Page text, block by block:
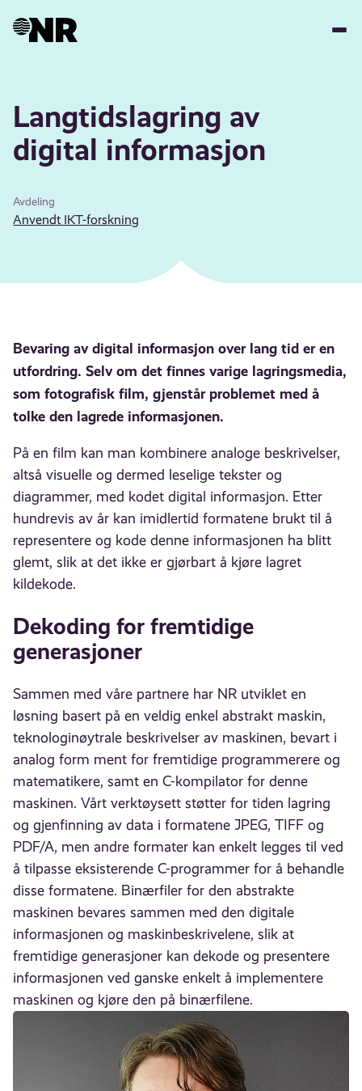
Langtidslagring av
digital informasjon
Avdeling
Anvendt IKT-forskning
Bevaring av digital informasjon over lang tid er en
utfordring. Selv om det finnes varige lagringsmedia,
som fotografisk film, gjenstår problemet med å
tolke den lagrede informasjonen.
På en film kan man kombinere analoge beskrivelser,
altså visuelle og dermed leselige tekster og
diagrammer, med kodet digital informasjon. Etter
hundrevis av år kan imidlertid formatene brukt til å
representere og kode denne informasjonen ha blitt
glemt, slik at det ikke er gjørbart å kjøre lagret
kildekode.
Dekoding for fremtidige
generasjoner
Sammen med våre partnere har NR utviklet en
løsning basert på en veldig enkel abstrakt maskin,
teknologinøytrale beskrivelser av maskinen, bevart i
analog form ment for fremtidige programmerere og
matematikere, samt en C-kompilator for denne
maskinen. Vårt verktøysett støtter for tiden lagring
og gjenfinning av data i formatene JPEG, TIFF og
PDF/A, men andre formater kan enkelt legges til ved
å tilpasse eksisterende C-programmer for å behandle
disse formatene. Binærfiler for den abstrakte
maskinen bevares sammen med den digitale
informasjonen og maskinbeskrivelene, slik at
fremtidige generasjoner kan dekode og presentere
informasjonen ved ganske enkelt å implementere
maskinen og kjøre den på binærfilene.